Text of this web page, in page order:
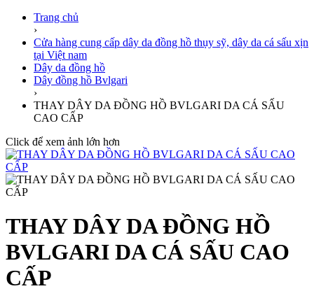
Trang chủ
›
Cửa hàng cung cấp dây da đồng hồ thụy sỹ, dây da cá sấu xịn
tại Việt nam
Dây da đồng hồ
Dây đồng hồ Bvlgari
›
THAY DÂY DA ĐỒNG HỒ BVLGARI DA CÁ SẤU
CAO CẤP
Click để xem ảnh lớn hơn
THAY DÂY DA ĐỒNG HỒ
BVLGARI DA CÁ SẤU CAO
CẤP